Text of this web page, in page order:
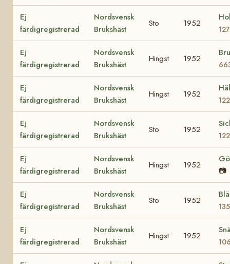
Ej
färdigregistrerad
Nordsvensk
Brukshäst
Sto 1952
Ej
färdigregistrerad
Nordsvensk
Brukshäst
Hingst 1952
Ej
färdigregistrerad
Nordsvensk
Brukshäst
Hingst 1952
Ej
färdigregistrerad
Nordsvensk
Brukshäst
Sto 1952
Ej
färdigregistrerad
Nordsvensk
Brukshäst
Hingst 1952
📷
Ej
färdigregistrerad
Nordsvensk
Brukshäst
Sto 1952
Ej
färdigregistrerad
Nordsvensk
Brukshäst
Hingst 1952